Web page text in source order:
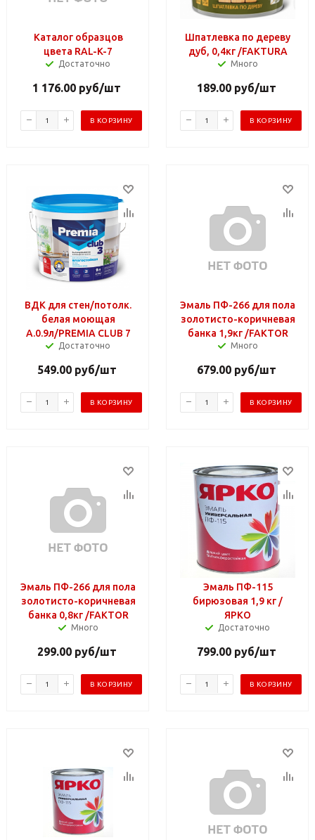
Каталог образцов
цвета RAL-K-7
Достаточно
1 176.00 руб/шт
В КОРЗИНУ
Шпатлевка по дереву
дуб, 0,4кг /FAKTURA
Много
189.00руб/шт
В КОРЗИНУ
ВДК для стен/потолк.
белая моющая
А.0.9л/PREMIA CLUB 7
Достаточно
549.00руб/шт
В КОРЗИНУ
Эмаль ПФ-266 для пола
золотисто-коричневая
банка 1,9кг /FAKTOR
Много
679.00руб/шт
В КОРЗИНУ
Эмаль ПФ-266 для пола
золотисто-коричневая
банка 0,8кг /FAKTOR
Много
299.00руб/шт
В КОРЗИНУ
Эмаль ПФ-115
бирюзовая 1,9 кг /
ЯРКО
Достаточно
799.00руб/шт
В КОРЗИНУ